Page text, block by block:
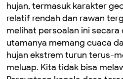
hujan, termasuk karakter
relatif rendah dan rawan
melihat persoalan ini
utamanya memang cuaca
hujan ekstrem turun terus-
meluap. Kita tidak bisa